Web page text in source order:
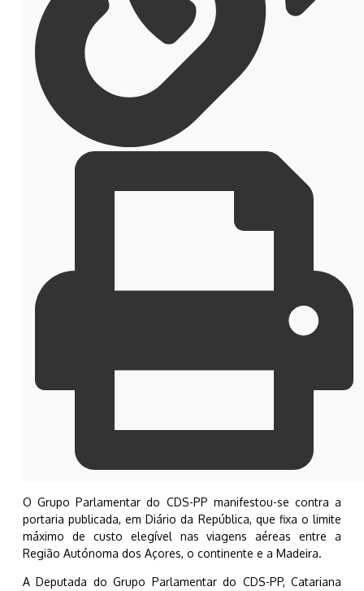
O Grupo Parlamentar do CDS-PP manifestou-se contra a
portaria publicada, em Diário da República, que fixa o limite
máximo de custo elegível nas viagens aéreas entre a
Região Autónoma dos Açores, o continente e a Madeira.
A Deputada do Grupo Parlamentar do CDS-PP, Catariana